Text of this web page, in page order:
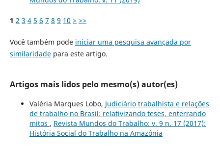
1 2 3 4 5 6 7 8 9 10 > >>
Você também pode iniciar uma pesquisa avançada por
similaridadepara este artigo.
Artigos mais lidos pelo mesmo(s) autor(es)
Valéria Marques Lobo, Judiciário trabalhista e relações
de trabalho no Brasil: relativizando teses, enterrando
mitos , Revista Mundos do Trabalho: v. 9 n. 17 (2017):
História Social do Trabalho na Amazônia